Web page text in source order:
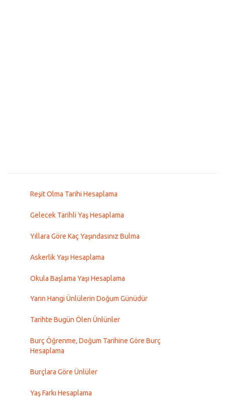
Reşit Olma Tarihi Hesaplama
Gelecek Tarihli Yaş Hesaplama
Yıllara Göre Kaç Yaşındasınız Bulma
Askerlik Yaşı Hesaplama
Okula Başlama Yaşı Hesaplama
Yarın Hangi Ünlülerin Doğum Günüdür
Tarihte Bugün Ölen Ünlünler
Burç Öğrenme, Doğum Tarihine Göre Burç
Hesaplama
Burçlara Göre Ünlüler
Yaş Farkı Hesaplama